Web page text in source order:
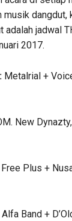
musik dangdut,
adalah jadwal
2017.
Metalrial +
New
Free Plus +
Alfa Band +